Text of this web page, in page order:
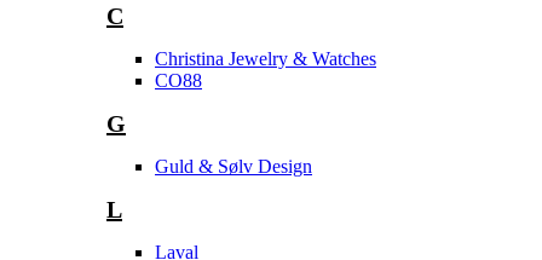
C
Christina Jewelry & Watches
CO88
G
Guld & Sølv Design
L
Laval